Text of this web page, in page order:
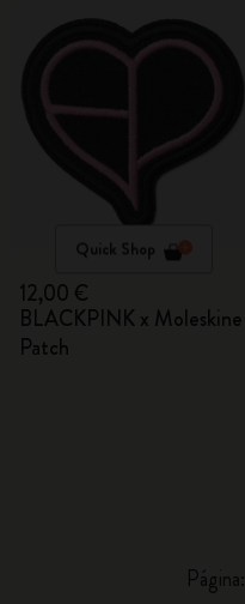
Quick Shop
12,00 €
BLACKPINK x Moleskine
Patch
Página: